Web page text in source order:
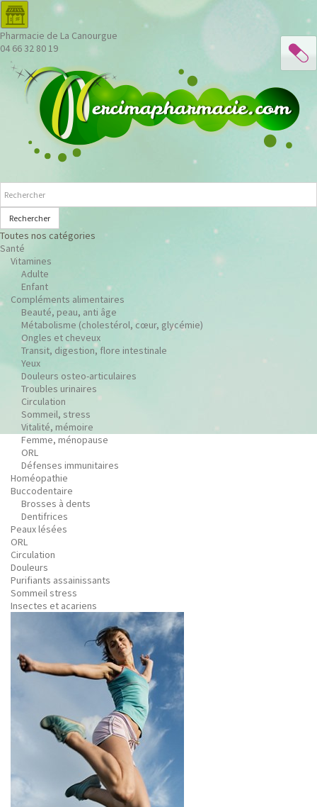
Pharmacie de La Canourgue
04 66 32 80 19
Rechercher
Toutes nos catégories
Santé
Vitamines
Adulte
Enfant
Compléments alimentaires
Beauté, peau, anti âge
Métabolisme (cholestérol, cœur, glycémie)
Ongles et cheveux
Transit, digestion, flore intestinale
Yeux
Douleurs osteo-articulaires
Troubles urinaires
Circulation
Sommeil, stress
Vitalité, mémoire
Femme, ménopause
ORL
Défenses immunitaires
Homéopathie
Buccodentaire
Brosses à dents
Dentifrices
Peaux lésées
ORL
Circulation
Douleurs
Purifiants assainissants
Sommeil stress
Insectes et acariens